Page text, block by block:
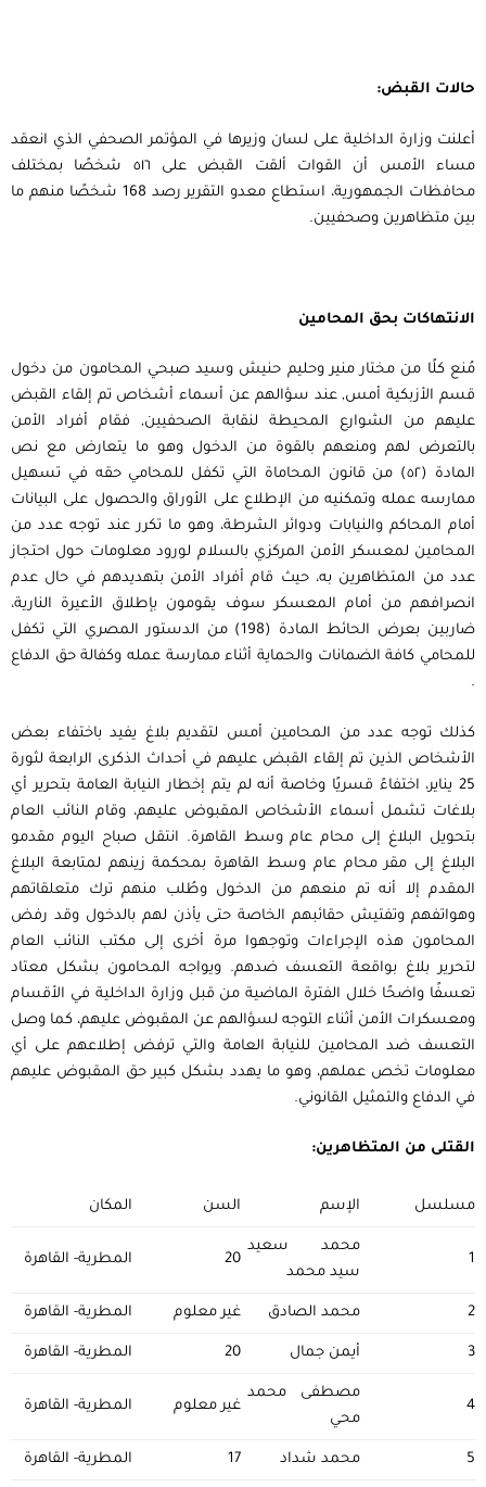
حالات القبض:
أعلنت وزارة الداخلية على لسان وزيرها في المؤتمر الصحفي الذي انعقد
مساء الأمس أن القوات ألقت القبض على ٥١٦ شخصًا بمختلف
محافظات الجمهورية، استطاع معدو التقرير رصد 168 شخصًا منهم ما
بين متظاهرين وصحفيين.
الانتهاكات بحق المحامين
مُنع كلًا من مختار منير وحليم حنيش وسيد صبحي المحامون من دخول
قسم الأزبكية أمس, عند سؤالهم عن أسماء أشخاص تم إلقاء القبض
عليهم من الشوارع المحيطة لنقابة الصحفيين, فقام أفراد الأمن
بالتعرض لهم ومنعهم بالقوة من الدخول وهو ما يتعارض مع نص
المادة (٥٢) من قانون المحاماة التي تكفل للمحامي حقه في تسهيل
ممارسه عمله وتمكنيه من الإطلاع على الأوراق والحصول على البيانات
أمام المحاكم والنيابات ودوائر الشرطة، وهو ما تكرر عند توجه عدد من
المحامين لمعسكر الأمن المركزي بالسلام لورود معلومات حول احتجاز
عدد من المتظاهرين به، حيث قام أفراد الأمن بتهديدهم في حال عدم
انصرافهم من أمام المعسكر سوف يقومون بإطلاق الأعيرة النارية،
ضاربين بعرض الحائط المادة (198) من الدستور المصري التي تكفل
للمحامي كافة الضمانات والحماية أثناء ممارسة عمله وكفالة حق الدفاع
كذلك توجه عدد من المحامين أمس لتقديم بلاغ يفيد باختفاء بعض
الأشخاص الذين تم إلقاء القبض عليهم في أحداث الذكرى الرابعة لثورة
25 يناير، اختفاءً قسريًا وخاصة أنه لم يتم إخطار النيابة العامة بتحرير أي
بلاغات تشمل أسماء الأشخاص المقبوض عليهم، وقام النائب العام
بتحويل البلاغ إلى محام عام وسط القاهرة. انتقل صباح اليوم مقدمو
البلاغ إلى مقر محام عام وسط القاهرة بمحكمة زينهم لمتابعة البلاغ
المقدم إلا أنه تم منعهم من الدخول وطُلب منهم ترك متعلقاتهم
وهواتفهم وتفتيش حقائبهم الخاصة حتى يأذن لهم بالدخول وقد رفض
المحامون هذه الإجراءات وتوجهوا مرة أخرى إلى مكتب النائب العام
لتحرير بلاغ بواقعة التعسف ضدهم. ويواجه المحامون بشكل معتاد
تعسفًا واضحًا خلال الفترة الماضية من قبل وزارة الداخلية في الأقسام
ومعسكرات الأمن أثناء التوجه لسؤالهم عن المقبوض عليهم، كما وصل
التعسف ضد المحامين للنيابة العامة والتي ترفض إطلاعهم على أي
معلومات تخص عملهم، وهو ما يهدد بشكل كبير حق المقبوض عليهم
في الدفاع والتمثيل القانوني.‎
القتلى من المتظاهرين:
مسلسل الإسم السن المكان
محمد سعيد
سيد محمد
20 المطرية- القاهرة
2 محمد الصادق غير معلوم المطرية- القاهرة
3 أيمن جمال 20 المطرية- القاهرة
4
مصطفى محمد
محي
غير معلوم المطرية- القاهرة
5 محمد شداد 17 المطرية- القاهرة